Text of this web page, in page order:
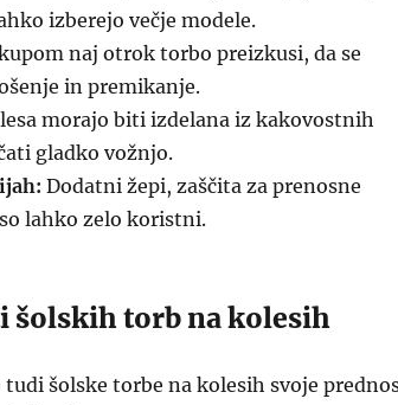
izberejo večje modele.
naj otrok torbo preizkusi, da se
in premikanje.
morajo biti izdelana iz kakovostnih
gladko vožnjo.
Dodatni žepi, zaščita za prenosne
lahko zelo koristni.
šolskih torb na kolesih
šolske torbe na kolesih svoje